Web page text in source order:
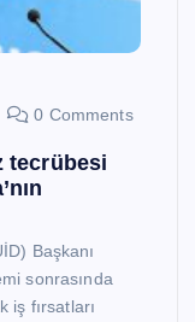
0 Comments
tecrübesi
Başkanı
sonrasında
iş fırsatları